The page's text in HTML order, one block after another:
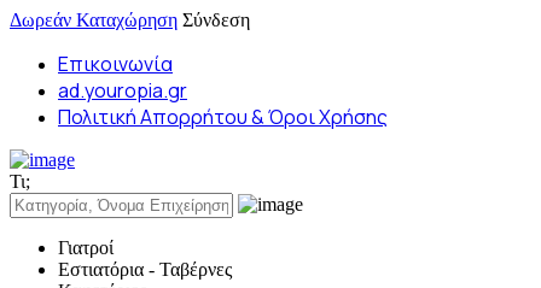
Δωρεάν Καταχώρηση Σύνδεση
Επικοινωνία
ad.youropia.gr
Πολιτική Απορρήτου & Όροι Χρήσης
Τι;
Γιατροί
Εστιατόρια - Ταβέρνες